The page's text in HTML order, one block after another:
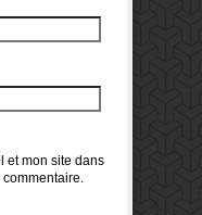
et mon site dans